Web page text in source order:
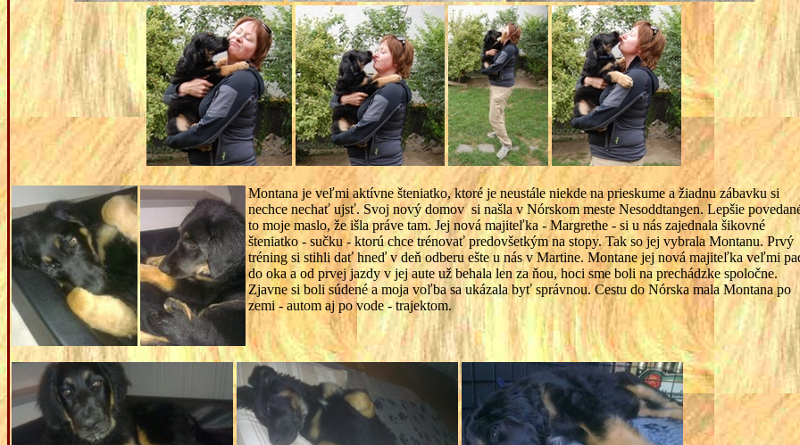
Montana je veľmi aktívne šteniatko, ktoré je neustále niekde na prieskume a žiadnu zábavku si
nechce nechať ujsť. Svoj nový domov si našla v Nórskom meste Nesoddtangen. Lepšie
to moje maslo, že išla práve tam. Jej nová majiteľka - Margrethe - si u nás zajednala šikovné
šteniatko - sučku - ktorú chce trénovať predovšetkým na stopy. Tak so jej vybrala Montanu. Prvý
tréning si stihli dať hneď v deň odberu ešte u nás v Martine. Montane jej nová majiteľka veľmi
do oka a od prvej jazdy v jej aute už behala len za ňou, hoci sme boli na prechádzke spoločne.
Zjavne si boli súdené a moja voľba sa ukázala byť správnou. Cestu do Nórska mala Montana po
zemi - autom aj po vode - trajektom.